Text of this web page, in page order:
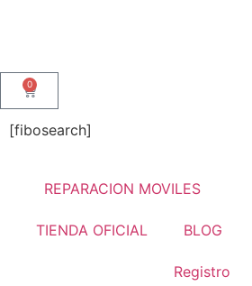
0
[fibosearch]
REPARACION MOVILES
TIENDA OFICIAL BLOG
Registro